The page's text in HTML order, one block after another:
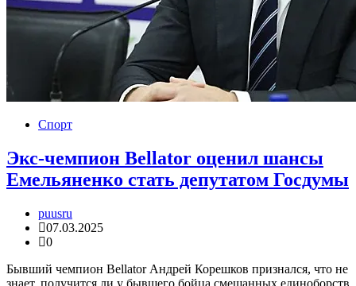
Спорт
Экс-чемпион Bellator оценил шансы
Емельяненко стать депутатом Госдумы
puusru
07.03.2025
0
Бывший чемпион Bellator Андрей Корешков признался, что не
знает, получится ли у бывшего бойца смешанных единоборств